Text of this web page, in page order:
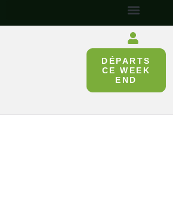
DÉPARTS
CE WEEK
END